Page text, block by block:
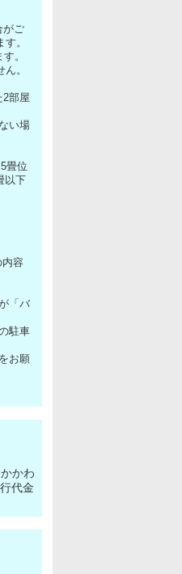
がご
。
。
。
部屋
い場
畳位
以下
容
「バ
駐車
お願
かわ
代金